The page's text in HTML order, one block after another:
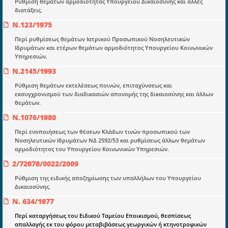
διατάξεις.
Ν.123/1975
Περί ρυθμίσεως θεμάτων Ιατρικού Προσωπικού Νοσηλευτικών
Ιδρυμάτων και ετέρων θεμάτων αρμοδιότητος Υπουργείου Κοινωνικών
Υπηρεσιών.
Ν.2145/1993
Ρύθμιση θεμάτων εκτελέσεως ποινών, επιταχύνσεως και
εκσυγχρονισμού των διαδικασιών απονομής της δικαιοσύνης και άλλων
θεμάτων.
Ν.1076/1980
Περί ενοποιήσεως των θέσεων Κλάδων τινών προσωπικού των
Νοσηλευτικών Ιδρυμάτων ΝΔ 2592/53 και ρυθμίσεως άλλων θεμάτων
αρμοδιότητος του Υπουργείου Κοινωνικών Υπηρεσιών.
2/72078/0022/2009
Ρύθμιση της ειδικής αποζημίωσης των υπαλλήλων του Υπουργείου
Δικαιοσύνης.
Ν. 634/1977
Περί καταργήσεως του Ειδικού Ταμείου Εποικισμού, θεσπίσεως
απαλλαγής εκ του φόρου μεταβιβάσεως γεωργικών ή κτηνοτροφικών
Μια πολυετής εθελοντική προσπάθεια που
μετατράπηκε σε επιχειρηματική οντότητα και φιλοδοξεί να συμβάλλει
Ενότητες
Επικαιρότητα
Οδηγοί εκκαθάρισης
Υπουργικές αποφάσεις
Νομολογία και Γνωμοδοτήσεις ΝΣΚ
Πληροφορίες